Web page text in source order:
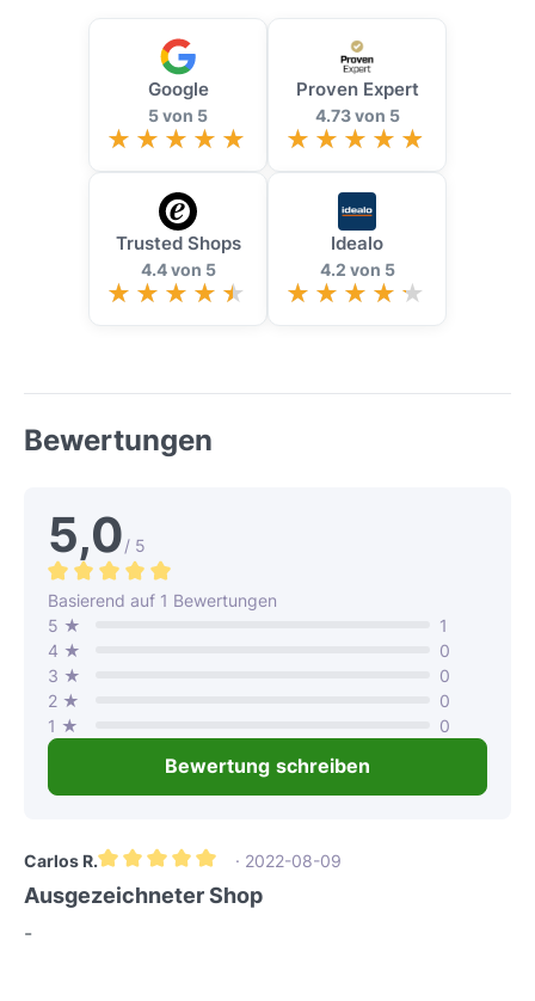
Google
5 von 5
Proven Expert
4.73 von 5
Trusted Shops
4.4 von 5
Idealo
4.2 von 5
Bewertungen
5,0/ 5
Durchschnittliche Bewertung von 5 von 5 Sternen
Basierend auf 1 Bewertungen
5 ★
1
4 ★
0
3 ★
0
2 ★
0
1 ★
0
Bewertung schreiben
Carlos R.
Durchschnittliche Bewertung von 5 von 5 Sternen
· 2022-08-09
Ausgezeichneter Shop
-